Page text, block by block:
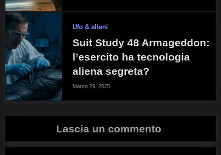
Ufo & alieni
Suit Study 48 Armageddon:
l’esercito ha tecnologia
aliena segreta?
Marzo 29, 2025
Lascia un commento